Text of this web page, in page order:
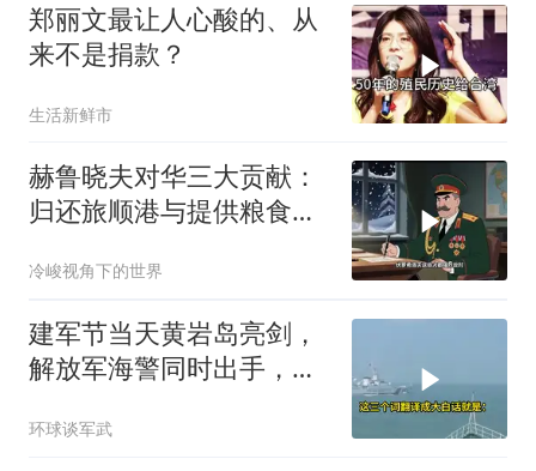
郑丽文最让人心酸的、从
来不是捐款？
生活新鲜市
赫鲁晓夫对华三大贡献：
归还旅顺港与提供粮食援
冷峻视角下的世界
建军节当天黄岩岛亮剑，
解放军海警同时出手，菲
环球谈军武